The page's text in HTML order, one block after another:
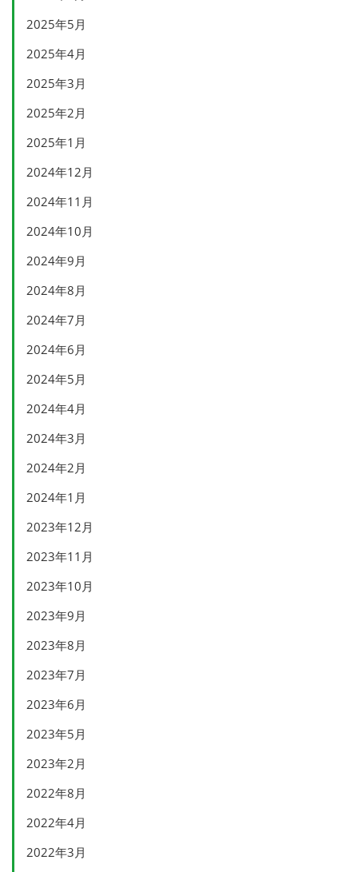
2025年5月
2025年4月
2025年3月
2025年2月
2025年1月
2024年12月
2024年11月
2024年10月
2024年9月
2024年8月
2024年7月
2024年6月
2024年5月
2024年4月
2024年3月
2024年2月
2024年1月
2023年12月
2023年11月
2023年10月
2023年9月
2023年8月
2023年7月
2023年6月
2023年5月
2023年2月
2022年8月
2022年4月
2022年3月